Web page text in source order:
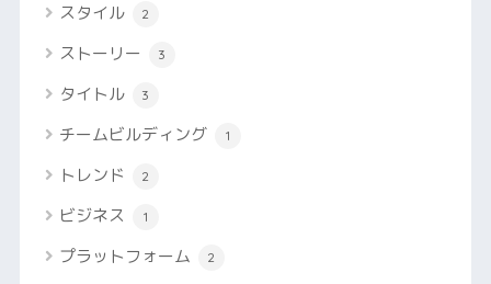
スタイル 2
ストーリー 3
タイトル 3
チームビルディング 1
トレンド 2
ビジネス 1
プラットフォーム 2